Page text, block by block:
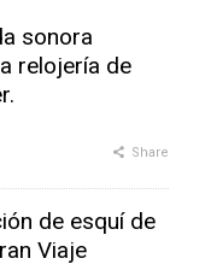
sonora
relojería de
Share